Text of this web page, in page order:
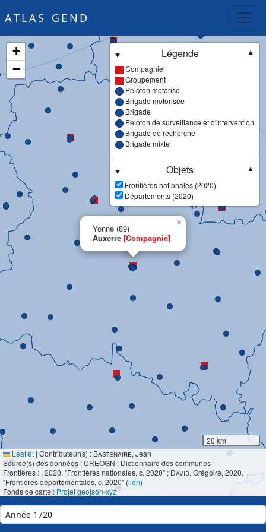
ATLAS GEND
Yonne (89)
Auxerre [Compagnie]
×
+
−
Légende
▼
Compagnie
Groupement
Peloton motorisé
Brigade motorisée
Brigade
Peloton de surveillance et d'intervention
Brigade de recherche
Brigade mixte
Objets
▼
Frontières nationales (2020)
Départements (2020)
20 km
Leaflet | Contributeur(s) : Bastenaire, Jean
Source(s) des données : CREOGN : Dictionnaire des communes
Frontières : , 2020. "Frontières nationales, c. 2020" ; David, Grégoire, 2020.
"Frontières départementales, c. 2020" (lien)
Fonds de carte :Projet geojson-xyz